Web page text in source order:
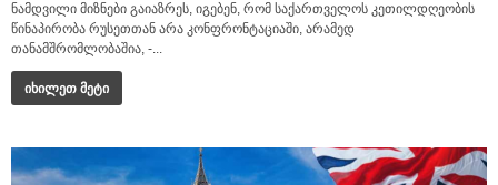
ნამდვილი მიზნები გაიაზრეს, იგებენ, რომ საქართველოს კეთილდღეობის
წინაპირობა რუსეთთან არა კონფრონტაციაში, არამედ
თანამშრომლობაშია, -...
იხილეთ მეტი